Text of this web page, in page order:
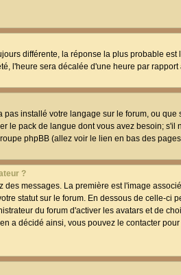
différente, la réponse la plus probable
l'heure sera décalée d'une heure par
installé votre langage sur le forum, ou
le pack de langue dont vous avez besoin;
phpBB (allez voir le lien en bas des
?
des messages. La première est l'image
statut sur le forum. En dessous de celle-ci
du forum d'activer les avatars et de
a décidé ainsi, vous pouvez le contacter